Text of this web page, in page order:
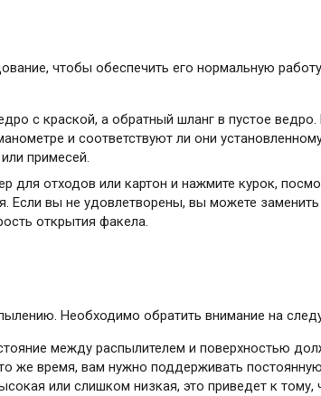
чтобы обеспечить его нормальную
с краской, а обратный шланг в пустое
и соответствуют ли они
примесей.
для отходов или картон и нажмите курок,
Если вы не удовлетворены, вы можете
открытия факела.
Необходимо обратить внимание на
между распылителем и поверхностью
же время, вам нужно поддерживать
или слишком низкая, это приведет к